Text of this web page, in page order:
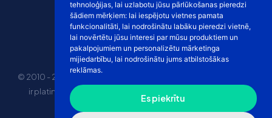
tehnoloģijas, lai uzlabotu jūsu pārlūkošanas pieredzi
šādiem mērķiem: lai iespējotu vietnes pamata
funkcionalitāti, lai nodrošinātu labāku pieredzi vietnē,
lai novērtētu jūsu interesi par mūsu produktiem un
pakalpojumiem un personalizētu mārketinga
mijiedarbību, lai nodrošinātu jums atbilstošākas
reklāmas.
Es piekrītu
© 2010 - 2026 eshoprent prekinis ženklas saugomas. Kopijuoti
ir platinti svetainės turinį be sutikimo griežtai draudžiama.
Kainos nurodytos be PVM